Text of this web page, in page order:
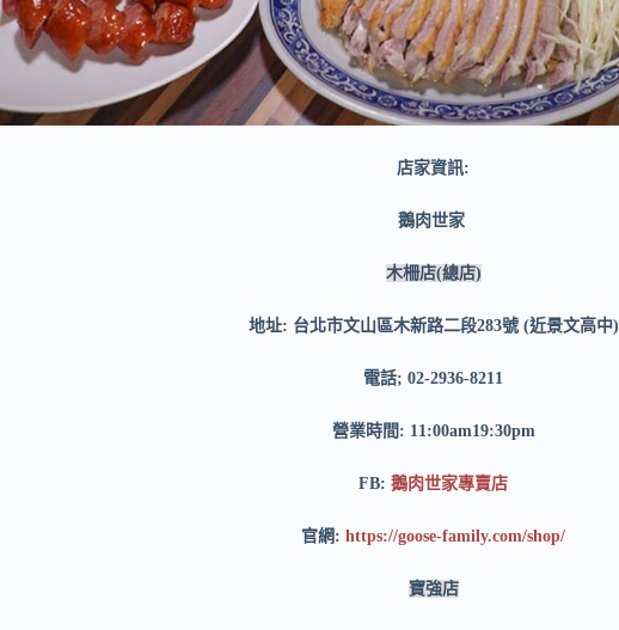
店家資訊:
鵝肉世家
木柵店(總店)
地址: 台北市文山區木新路二段283號 (近景文高中)
電話; 02-2936-8211
營業時間: 11:00am19:30pm
FB:鵝肉世家專賣店
官網:https://goose-family.com/shop/
寶強店